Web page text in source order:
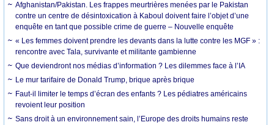
Afghanistan/Pakistan. Les frappes meurtrières menées par le Pakistan
contre un centre de désintoxication à Kaboul doivent faire l’objet d’une
enquête en tant que possible crime de guerre – Nouvelle enquête
« Les femmes doivent prendre les devants dans la lutte contre les MGF » :
rencontre avec Tala, survivante et militante gambienne
Que deviendront nos médias d’information ? Les dilemmes face à l’IA
Le mur tarifaire de Donald Trump, brique après brique
Faut-il limiter le temps d’écran des enfants ? Les pédiatres américains
revoient leur position
Sans droit à un environnement sain, l’Europe des droits humains reste